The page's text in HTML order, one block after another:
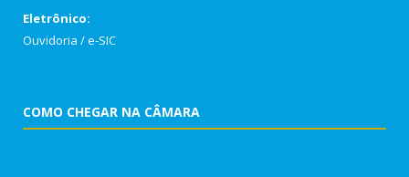
Eletrônico:
Ouvidoria /e-SIC
COMO CHEGAR NA CÂMARA